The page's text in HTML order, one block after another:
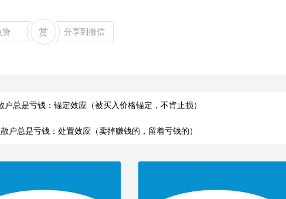
赞 赏 分享到微信
总是亏钱：锚定效应（被买入价格锚定，不肯止损）
总是亏钱：处置效应（卖掉赚钱的，留着亏钱的）